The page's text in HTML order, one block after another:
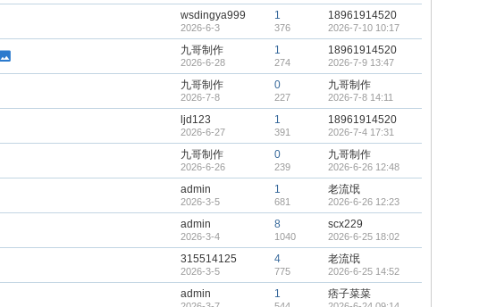
wsdingya999
2026-6-3
1
376
18961914520
2026-7-10 10:17
九哥制作
2026-6-28
1
274
18961914520
2026-7-9 13:47
九哥制作
2026-7-8
0
227
九哥制作
2026-7-8 14:11
ljd123
2026-6-27
1
391
18961914520
2026-7-4 17:31
九哥制作
2026-6-26
0
239
九哥制作
2026-6-26 12:48
admin
2026-3-5
1
681
老流氓
2026-6-26 12:23
admin
2026-3-4
8
1040
scx229
2026-6-25 18:02
315514125
2026-3-5
4
775
老流氓
2026-6-25 14:52
admin 1 痞子菜菜